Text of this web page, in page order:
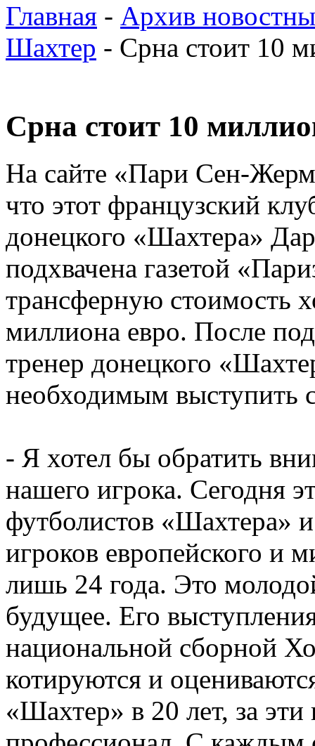
Главная - Архив
Шахтер - Срна стоит 10
Срна стоит 10
На сайте «Пари Сен-
что этот французский
донецкого «Шахтера»
подхвачена газетой
трансферную стоимость
миллиона евро. После
тренер донецкого
необходимым выступить
- Я хотел бы обратить
нашего игрока. Сегодня
футболистов «Шахтера»
игроков европейского и
лишь 24 года. Это
будущее. Его
национальной сборной
котируются и
«Шахтер» в 20 лет, за